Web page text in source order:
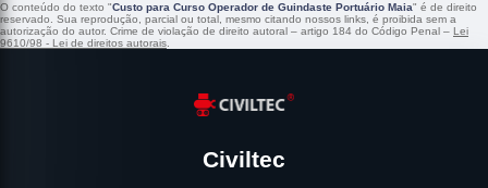
O conteúdo do texto "Custo para Curso Operador de Guindaste Portuário Maia" é de direito
reservado. Sua reprodução, parcial ou total, mesmo citando nossos links, é proibida sem a
autorização do autor. Crime de violação de direito autoral – artigo 184 do Código Penal – Lei
9610/98 - Lei de direitos autorais.
Civiltec